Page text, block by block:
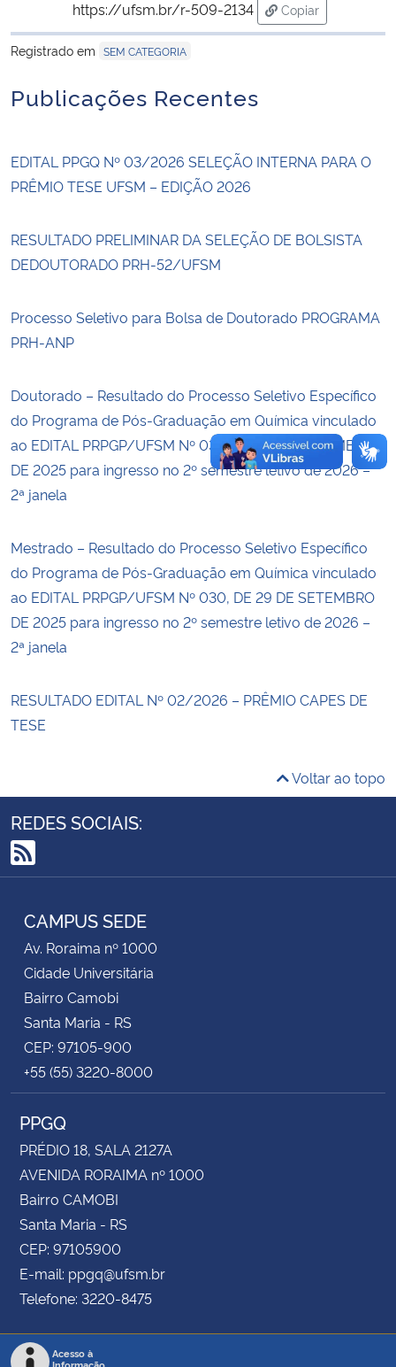
Ministério do Turismo
Ministério da Mulher, da Família e dos Direitos Humanos
Secretaria de Governo
Gabinete de Segurança Institucional
Banco Central do Brasil
Planalto
https://ufsm.br/r-509-2134
Copiar
para área de
Registrado em SEM CATEGORIA
Publicações Recentes
EDITAL PPGQ Nº 03/2026 SELEÇÃO INTERNA PARA O
PRÊMIO TESE UFSM – EDIÇÃO 2026
RESULTADO PRELIMINAR DA SELEÇÃO DE BOLSISTA
DEDOUTORADO PRH-52/UFSM
Processo Seletivo para Bolsa de Doutorado PROGRAMA
PRH-ANP
Doutorado – Resultado do Processo Seletivo Específico
do Programa de Pós-Graduação em Química vinculado
ao EDITAL PRPGP/UFSM Nº 030, DE 29 DE SETEMBRO
DE 2025 para ingresso no 2º semestre letivo de 2026 –
2ª janela
Mestrado – Resultado do Processo Seletivo Específico
do Programa de Pós-Graduação em Química vinculado
ao EDITAL PRPGP/UFSM Nº 030, DE 29 DE SETEMBRO
DE 2025 para ingresso no 2º semestre letivo de 2026 –
2ª janela
RESULTADO EDITAL Nº 02/2026 – PRÊMIO CAPES DE
TESE
Voltar ao topo
REDES SOCIAIS:
RSS
CAMPUS SEDE
Av. Roraima nº 1000
Cidade Universitária
Bairro Camobi
Santa Maria - RS
CEP: 97105-900
+55 (55) 3220-8000
PPGQ
PRÉDIO 18, SALA 2127A
AVENIDA RORAIMA nº 1000
Bairro CAMOBI
Santa Maria - RS
CEP: 97105900
E-mail: ppgq@ufsm.br
Telefone: 3220-8475
Acesso à